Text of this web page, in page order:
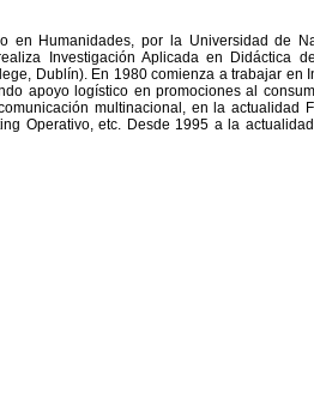
en Humanidades, por la Universidad de
Investigación Aplicada en Didáctica
Dublín). En 1980 comienza a trabajar en
apoyo logístico en promociones al
multinacional, en la actualidad
Operativo, etc. Desde 1995 a la